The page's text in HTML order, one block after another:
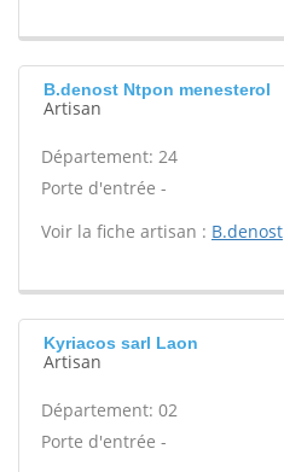
B.denost Ntpon menesterol
Artisan
Département: 24
Porte d'entrée -
Voir la fiche artisan : B.denost
Kyriacos sarl Laon
Artisan
Département: 02
Porte d'entrée -